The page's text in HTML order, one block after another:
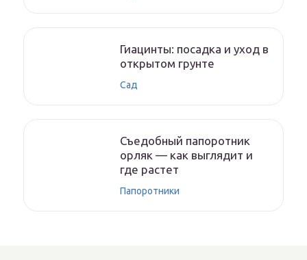
Гиацинты: посадка и уход в
открытом грунте
Сад
Съедобный папоротник
орляк — как выглядит и
где растет
Папоротники